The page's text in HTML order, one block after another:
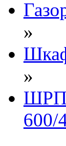
»
»
ШРП
600/